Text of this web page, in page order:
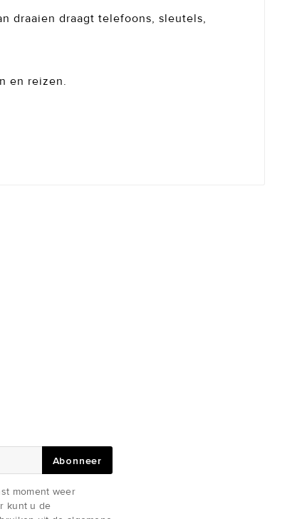
draaien draagt telefoons, sleutels,
en reizen.
Abonneer
moment weer
kunt u de